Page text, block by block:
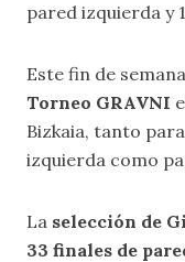
pared izquierda y
Este fin de
Torneo GRAVNI
Bizkaia, tanto
izquierda como
La selección de
33 finales de